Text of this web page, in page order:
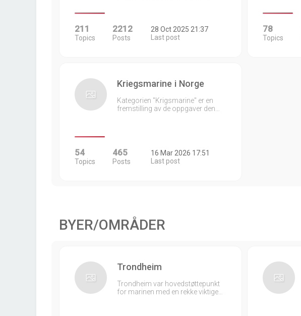
211
Topics
2212
Posts
28 Oct 2025 21:37
Last post
78
Topics
Kriegsmarine i Norge
Kategorien "Krigsmarine" er en
fremstilling av de oppgaver den…
54
Topics
465
Posts
16 Mar 2026 17:51
Last post
BYER/OMRÅDER
Trondheim
Trondheim var hovedstøttepunkt
for marinen med en rekke viktige…